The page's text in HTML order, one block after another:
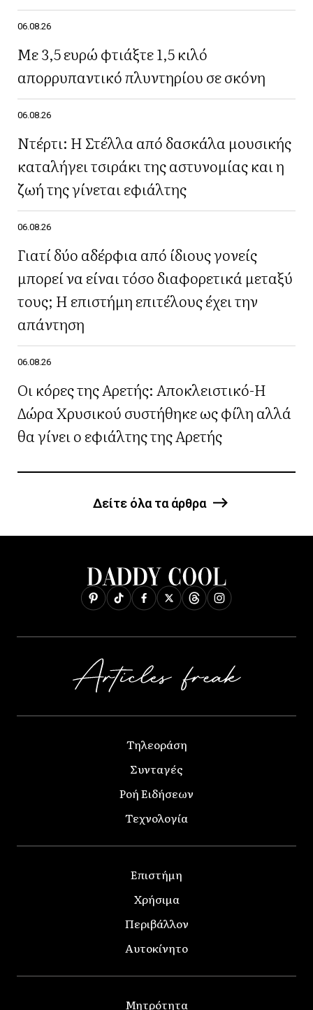
06.08.26
Με 3,5 ευρώ φτιάξτε 1,5 κιλό
απορρυπαντικό πλυντηρίου σε σκόνη
06.08.26
Ντέρτι: Η Στέλλα από δασκάλα μουσικής
καταλήγει τσιράκι της αστυνομίας και η
ζωή της γίνεται εφιάλτης
06.08.26
Γιατί δύο αδέρφια από ίδιους γονείς
μπορεί να είναι τόσο διαφορετικά μεταξύ
τους; Η επιστήμη επιτέλους έχει την
απάντηση
06.08.26
Οι κόρες της Αρετής: Αποκλειστικό-Η
Δώρα Χρυσικού συστήθηκε ως φίλη αλλά
θα γίνει ο εφιάλτης της Αρετής
Δείτε όλα τα άρθρα
Τηλεοράση
Συνταγές
Ροή Ειδήσεων
Τεχνολογία
Επιστήμη
Χρήσιμα
Περιβάλλον
Αυτοκίνητο
Μητρότητα